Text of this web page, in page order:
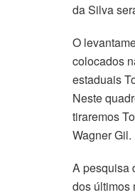
da Silva
O
colocados
estaduais
Neste
tiraremos
Wagner Gil.
A pesquisa
dos últimos